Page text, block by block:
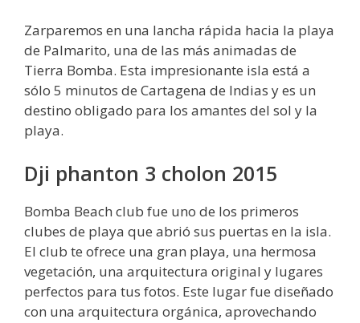
Zarparemos en una lancha rápida hacia la playa
de Palmarito, una de las más animadas de
Tierra Bomba. Esta impresionante isla está a
sólo 5 minutos de Cartagena de Indias y es un
destino obligado para los amantes del sol y la
playa.
Dji phanton 3 cholon 2015
Bomba Beach club fue uno de los primeros
clubes de playa que abrió sus puertas en la isla.
El club te ofrece una gran playa, una hermosa
vegetación, una arquitectura original y lugares
perfectos para tus fotos. Este lugar fue diseñado
con una arquitectura orgánica, aprovechando